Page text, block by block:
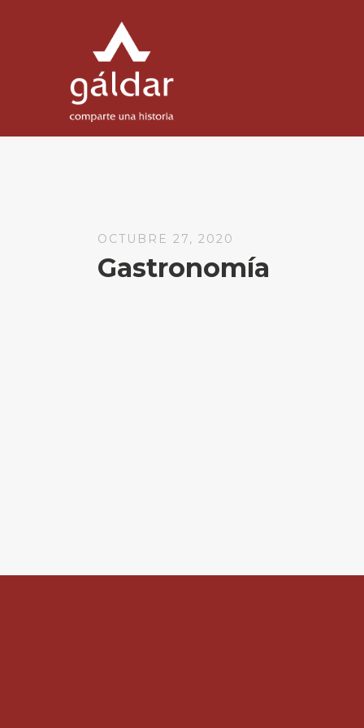
OCTUBRE 27, 2020
Gastronomía